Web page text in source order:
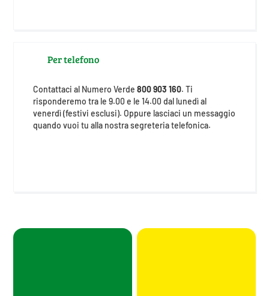
Per telefono
Contattaci al Numero Verde800 903 160. Ti
risponderemo tra le 9.00 e le 14.00 dal lunedì al
venerdì (festivi esclusi). Oppure lasciaci un messaggio
quando vuoi tu alla nostra segreteria telefonica.